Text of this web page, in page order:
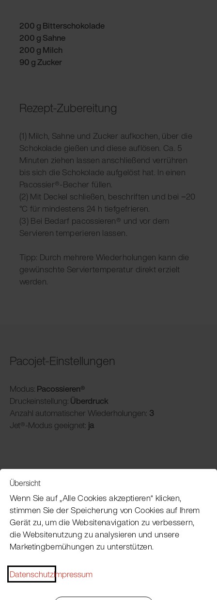
200 g Bitterschokolade
200 g Sahne
200 g Milch
90 g Zucker
Rezept-Zubereitung
(1) Milch, Sahne und Zucker aufkochen, über die
Schokolade gießen und diese auflösen. Ca. 5
Minuten ziehen lassen anschließend verrühren
bis sich die Schokolade aufgelöst hat. In einen
Pacossier®-Becher füllen.
(2) Mit Deckel schließen, beschriften und bei −20
°C für mindestens 24 h tiefgefrieren.
(3) Bei Bedarf pacossieren® und vor dem
Servieren temperieren lassen.
Tipp: Durch mehrere Wiederholungen kann die
gewünschte Serviertemperatur direkt erzielt
werden.
Pacojet-Einstellungen
Modus: Pacossieren®
Druckeinstellung: Überdruck
Anzahl automatischer Wiederholungen: 3
Jet®-Modus geeignet: ja
Pacojet Newsletter
Möchten Sie regelmäßig über Neuigkeiten,
Laufenden bleiben?
Übersicht
Wenn Sie auf „Alle Cookies akzeptieren“ klicken,
stimmen Sie der Speicherung von Cookies auf Ihrem
Gerät zu, um die Websitenavigation zu verbessern,
die Websitenutzung zu analysieren und unsere
Marketingbemühungen zu unterstützen.
DatenschutzImpressum